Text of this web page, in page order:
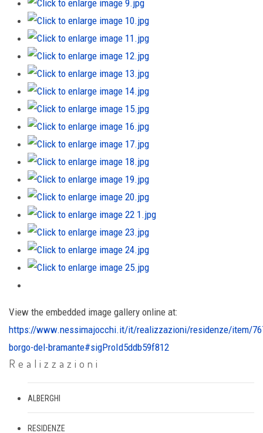
View the embedded image gallery online at:
https://www.nessimajocchi.it/it/realizzazioni/residenze/item/
borgo-del-bramante#sigProId5ddb59f812
Realizzazioni
ALBERGHI
RESIDENZE